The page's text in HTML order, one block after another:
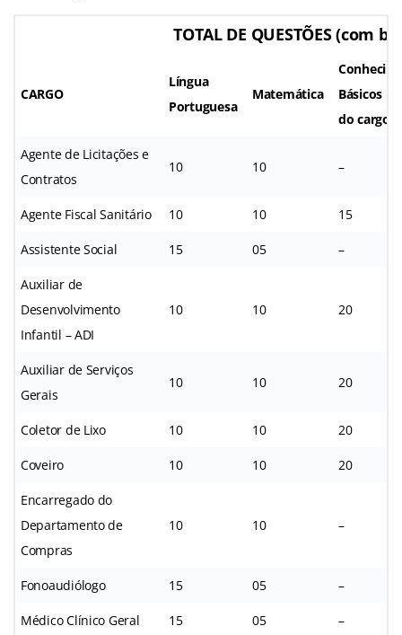
TOTAL DE QUESTÕES (com
CARGO
Língua
Portuguesa
Matemática
Básicos
do cargo
Agente de Licitações e
Contratos
10 10 –
Agente Fiscal Sanitário 10 10 15
Assistente Social 15 05 –
Auxiliar de
Desenvolvimento
Infantil – ADI
10 10 20
Auxiliar de Serviços
Gerais
10 10 20
Coletor de Lixo 10 10 20
Coveiro 10 10 20
Encarregado do
Departamento de
Compras
10 10 –
Fonoaudiólogo 15 05 –
Médico Clínico Geral 15 05 –